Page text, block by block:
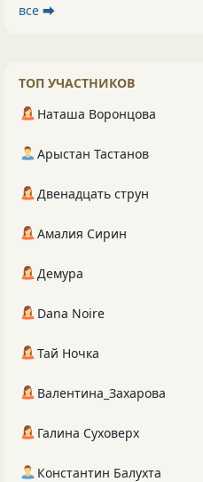
все ⮕
ТОП УЧАСТНИКОВ
Наташа Воронцова
Арыстан Тастанов
Двенадцать струн
Амалия Сирин
Демура
Dana Noire
Тай Ночка
Валентина_Захарова
Галина Суховерх
Константин Балухта